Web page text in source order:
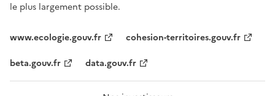
le plus largement possible.
www.ecologie.gouv.fr
cohesion-territoires.gouv.fr
beta.gouv.fr
data.gouv.fr